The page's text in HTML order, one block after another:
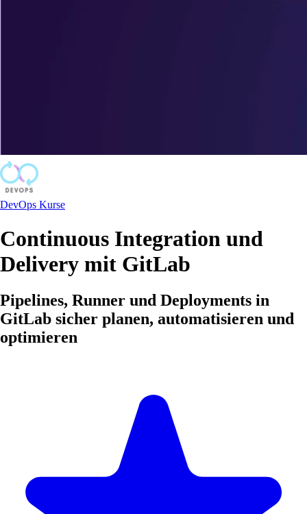
DevOps Kurse
Continuous Integration und
Delivery mit GitLab
Pipelines, Runner und Deployments in
GitLab sicher planen, automatisieren und
optimieren